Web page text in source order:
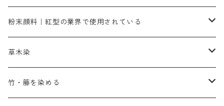
橙色系
人気のおすすめ染料
染色に必要な薬品類
補助薬品
お勧め｜スミフィックス～
3原色以外の色目
赤色
染色に必要な薬品
アルカリ剤
補助薬品
捺染に必要な材料
ネオカラー（色）
内容量：100g
内容量：500g
バィンダー（定着剤）
増粘剤
粉末顔料｜紅型の業界で使用されている
赤色系
本洋紅
黄色系
草木染
植物染料
竹・籐を染める